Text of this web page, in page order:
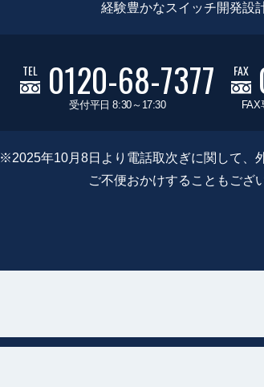
経験豊かなスイッチ開発設
TEL 0120-68-7377
受付平日 8:30～17:30
FAX
※2025年10月8日より電話取次ぎに関して、
ご不便おかけすることもござ